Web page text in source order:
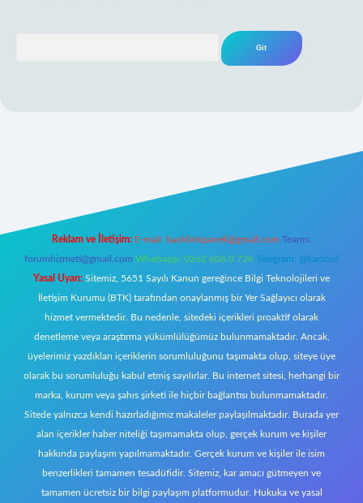
Reklam ve İletişim: E-mail: backlinkpaneli@gmail.com Teams:
forumhizmeti@gmail.com Whatsapp: 0262 606 0 726 Telegram: @karabul
Yasal Uyarı: Sitemiz, 5651 Sayılı Kanun gereğince Bilgi Teknolojileri ve
İletişim Kurumu (BTK) tarafından onaylanmış bir Yer Sağlayıcı olarak
hizmet vermektedir. Bu nedenle, sitedeki içerikleri proaktif olarak
denetleme veya araştırma yükümlülüğümüz bulunmamaktadır. Ancak,
üyelerimiz yazdıkları içeriklerin sorumluluğunu taşımakta olup, siteye üye
olarak bu sorumluluğu kabul etmiş sayılırlar. Bu internet sitesi, herhangi bir
marka, kurum veya şahıs şirketi ile hiçbir bağlantısı bulunmamaktadır.
Sitede yalnızca kendi hazırladığımız makaleler paylaşılmaktadır. Burada yer
alan içerikler haber niteliği taşımamakta olup, gerçek kurum ve kişiler
hakkında paylaşım yapılmamaktadır. Gerçek kurum ve kişiler ile isim
benzerlikleri tamamen tesadüfidir. Sitemiz, kar amacı gütmeyen ve
tamamen ücretsiz bir bilgi paylaşım platformudur. Hukuka ve yasal